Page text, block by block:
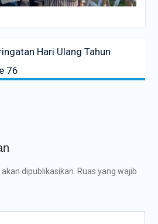
Hari Ulang Tahun
76
dipublikasikan. Ruas yang wajib